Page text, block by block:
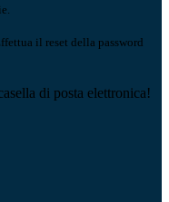
il reset della password
di posta elettronica!